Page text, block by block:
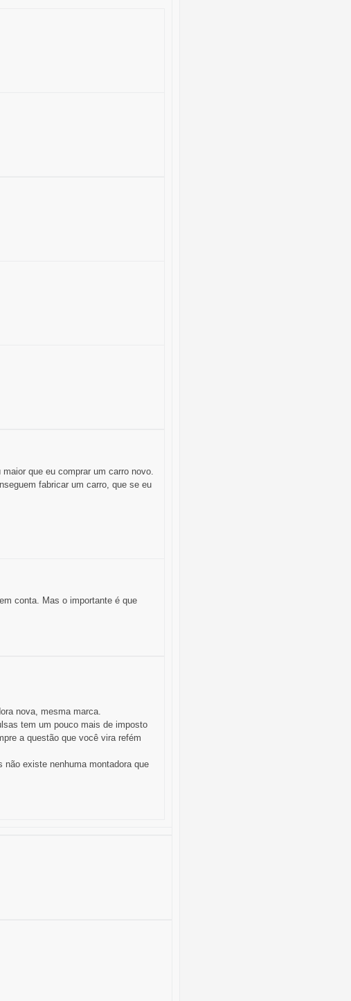
que eu comprar um carro novo.
fabricar um carro, que se eu
conta. Mas o importante é que
nova, mesma marca.
tem um pouco mais de imposto
a questão que você vira refém
existe nenhuma montadora que